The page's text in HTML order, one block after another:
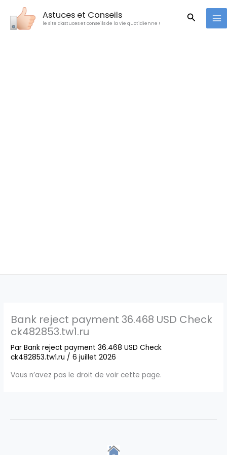
contenu
Astuces et Conseils
le site d'astuces et conseils de la vie quotidienne !
Bank reject payment 36.468 USD Check
ck482853.tw1.ru
ParBank reject payment 36.468 USD Check
ck482853.tw1.ru /6 juillet 2026
Vous n’avez pas le droit de voir cette page.